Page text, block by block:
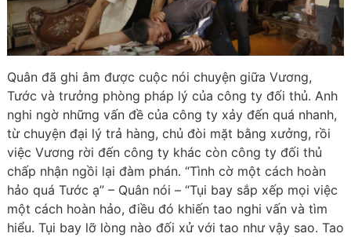
Quân đã ghi âm được cuộc nói chuyện giữa Vương,
Tước và trưởng phòng pháp lý của công ty đối thủ. Anh
nghi ngờ những vấn đề của công ty xảy đến quá nhanh,
từ chuyện đại lý trả hàng, chủ đòi mặt bằng xưởng, rồi
việc Vương rời đến công ty khác còn công ty đối thủ
chấp nhận ngồi lại đàm phán. “Tình cờ một cách hoàn
hảo quá Tước ạ” – Quân nói – “Tụi bay sắp xếp mọi việc
một cách hoàn hảo, điều đó khiến tao nghi vấn và tìm
hiểu. Tụi bay lỡ lòng nào đối xử với tao như vậy sao. Tao